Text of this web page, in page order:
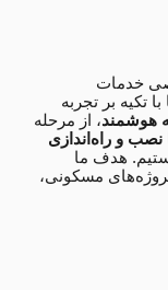
خدمات
تکیه بر تجربه
هوشمند، از مرحله
نصب و راه‌اندازی
هدف ما
مسکونی،